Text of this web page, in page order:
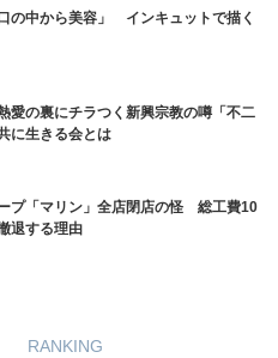
の中から美容」 インキュットで描く
愛の裏にチラつく新興宗教の噂「不二
に生きる会とは
プ「マリン」全店閉店の怪 総工費10
退する理由
RANKING